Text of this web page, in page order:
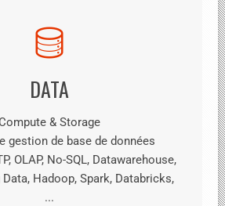
DATA
Compute & Storage
gestion de base de données
OLAP, No-SQL, Datawarehouse,
Data, Hadoop, Spark, Databricks,
...